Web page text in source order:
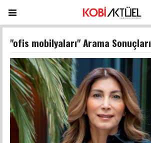
"ofis mobilyaları" Arama Sonuçları